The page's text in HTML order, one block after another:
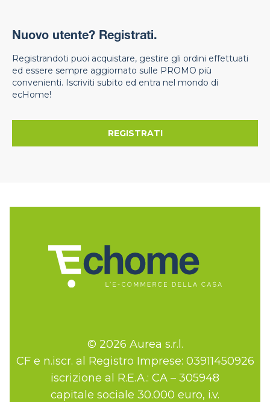
Nuovo utente? Registrati.
Registrandoti puoi acquistare, gestire gli ordini effettuati
ed essere sempre aggiornato sulle PROMO più
convenienti. Iscriviti subito ed entra nel mondo di
ecHome!
REGISTRATI
© 2026 Aurea s.r.l.
CF e n.iscr. al Registro Imprese: 03911450926
iscrizione al R.E.A.: CA – 305948
capitale sociale 30.000 euro, i.v.